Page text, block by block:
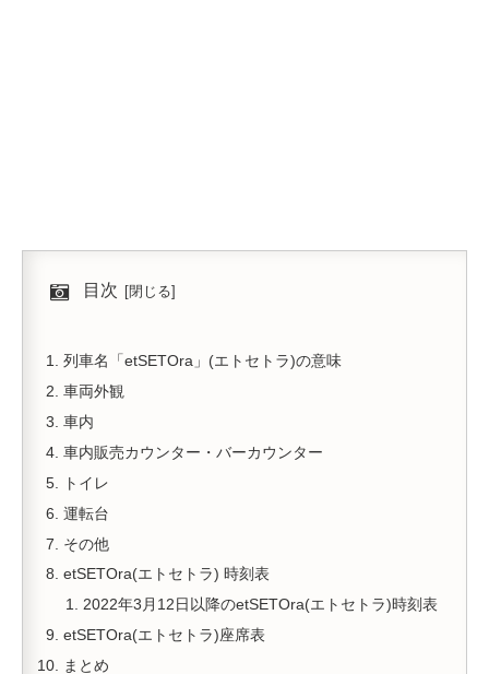
目次
列車名「etSETOra」(エトセトラ)の意味
車両外観
車内
車内販売カウンター・バーカウンター
トイレ
運転台
その他
etSETOra(エトセトラ) 時刻表
2022年3月12日以降のetSETOra(エトセトラ)時刻表
etSETOra(エトセトラ)座席表
まとめ